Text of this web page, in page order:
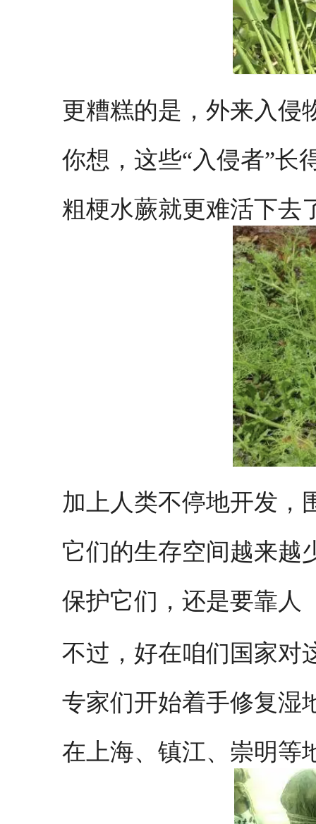
更糟糕的是，外来入侵
你想，这些“入侵者”长
粗梗水蕨就更难活下去
加上人类不停地开发，
它们的生存空间越来越
保护它们，还是要靠人
不过，好在咱们国家对
专家们开始着手修复湿
在上海、镇江、崇明等